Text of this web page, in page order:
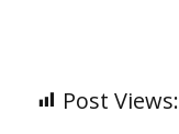
Post Views: